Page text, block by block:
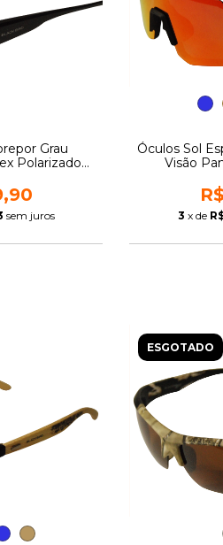
Grau
Polarizado
sem juros
Óculos Sol
Visão
3 x de
ESGOTADO